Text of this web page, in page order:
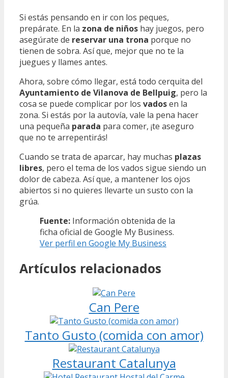
Si estás pensando en ir con los peques,
prepárate. En la zona de niños hay juegos, pero
asegúrate de reservar una trona porque no
tienen de sobra. Así que, mejor que no te la
juegues y llames antes.
Ahora, sobre cómo llegar, está todo cerquita del
Ayuntamiento de Vilanova de Bellpuig, pero la
cosa se puede complicar por los vadosen la
zona. Si estás por la autovía, vale la pena hacer
una pequeña parada para comer, ¡te aseguro
que no te arrepentirás!
Cuando se trata de aparcar, hay muchas plazas
libres, pero el tema de los vados sigue siendo un
dolor de cabeza. Así que, a mantener los ojos
abiertos si no quieres llevarte un susto con la
grúa.
Fuente: Información obtenida de la
ficha oficial de Google My Business.
Ver perfil en Google My Business
Artículos relacionados
Can Pere
Tanto Gusto (comida con amor)
Restaurant Catalunya